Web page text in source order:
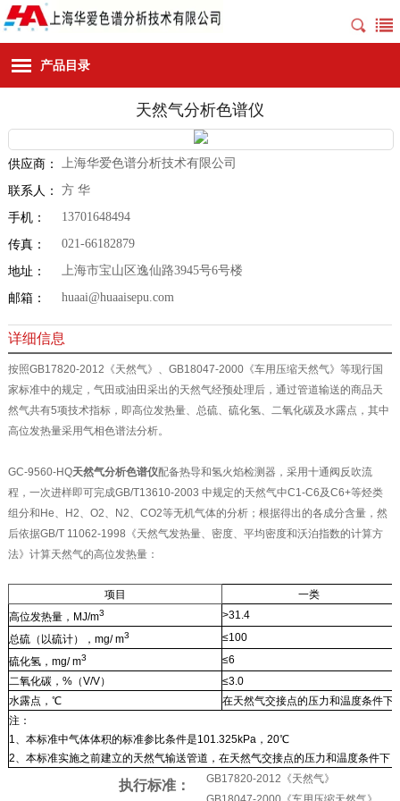
产品目录
天然气分析色谱仪
供应商： 上海华爱色谱分析技术有限公司
联系人： 方 华
手机： 13701648494
传真： 021-66182879
地址： 上海市宝山区逸仙路3945号6号楼
邮箱： huaai@huaaisepu.com
详细信息
按照GB17820-2012《天然气》、GB18047-2000《车用压缩天然气》等现行国
家标准中的规定，气田或油田采出的天然气经预处理后，通过管道输送的商品天
然气共有5项技术指标，即高位发热量、总硫、硫化氢、二氧化碳及水露点，其中
高位发热量采用气相色谱法分析。
GC-9560-HQ天然气分析色谱仪配备热导和氢火焰检测器，采用十通阀反吹流
程，一次进样即可完成GB/T13610-2003 中规定的天然气中C1-C6及C6+等烃类
组分和He、H2、O2、N2、CO2等无机气体的分析；根据得出的各成分含量，然
后依据GB/T 11062-1998《天然气发热量、密度、平均密度和沃泊指数的计算方
法》计算天然气的高位发热量：
项目
一类
高位发热量，MJ/m3
>31.4
总硫（以硫计），mg/ m3 ≤100
硫化氢，mg/ m3 ≤6
二氧化碳，%（V/V）
≤3.0
水露点，℃
在天然气交接点的压力和温度条件下
注：
1、本标准中气体体积的标准参比条件是101.325kPa，20℃
2、本标准实施之前建立的天然气输送管道，在天然气交接点的压力和温度条件
执行标准：
GB17820-2012《天然气》